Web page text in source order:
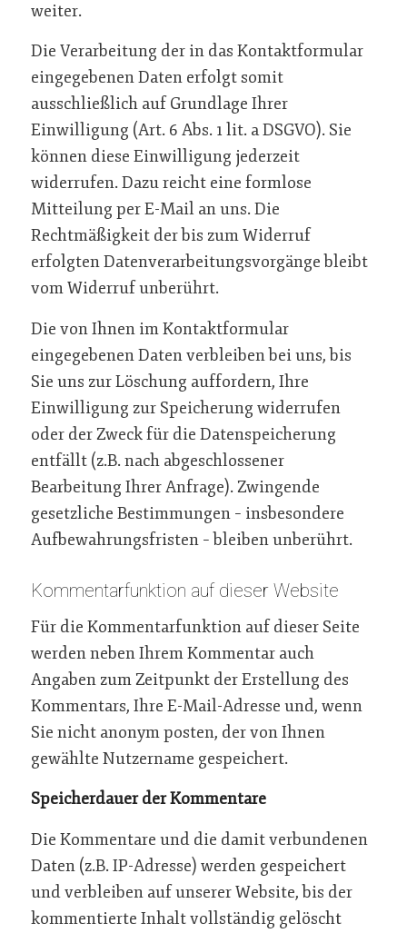
weiter.
Die Verarbeitung der in das Kontaktformular
eingegebenen Daten erfolgt somit
ausschließlich auf Grundlage Ihrer
Einwilligung (Art. 6 Abs. 1 lit. a DSGVO). Sie
können diese Einwilligung jederzeit
widerrufen. Dazu reicht eine formlose
Mitteilung per E-Mail an uns. Die
Rechtmäßigkeit der bis zum Widerruf
erfolgten Datenverarbeitungsvorgänge bleibt
vom Widerruf unberührt.
Die von Ihnen im Kontaktformular
eingegebenen Daten verbleiben bei uns, bis
Sie uns zur Löschung auffordern, Ihre
Einwilligung zur Speicherung widerrufen
oder der Zweck für die Datenspeicherung
entfällt (z.B. nach abgeschlossener
Bearbeitung Ihrer Anfrage). Zwingende
gesetzliche Bestimmungen – insbesondere
Aufbewahrungsfristen – bleiben unberührt.
Kommentarfunktion auf dieser Website
Für die Kommentarfunktion auf dieser Seite
werden neben Ihrem Kommentar auch
Angaben zum Zeitpunkt der Erstellung des
Kommentars, Ihre E-Mail-Adresse und, wenn
Sie nicht anonym posten, der von Ihnen
gewählte Nutzername gespeichert.
Speicherdauer der Kommentare
Die Kommentare und die damit verbundenen
Daten (z.B. IP-Adresse) werden gespeichert
und verbleiben auf unserer Website, bis der
kommentierte Inhalt vollständig gelöscht